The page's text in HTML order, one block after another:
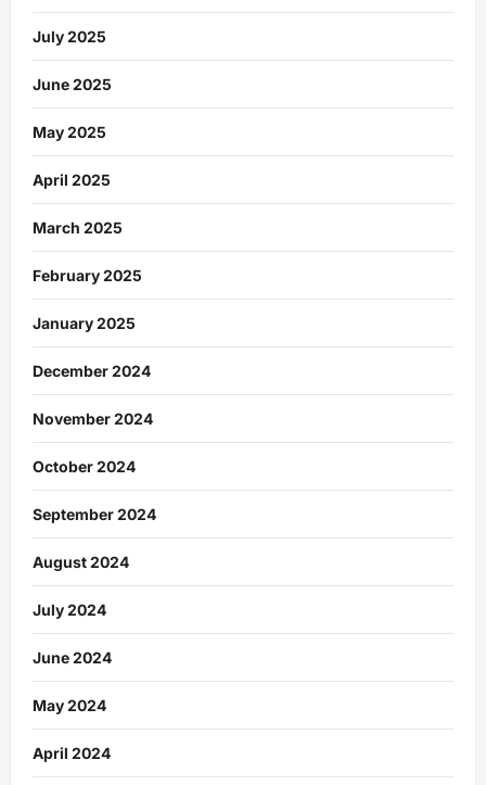
July 2025
June 2025
May 2025
April 2025
March 2025
February 2025
January 2025
December 2024
November 2024
October 2024
September 2024
August 2024
July 2024
June 2024
May 2024
April 2024